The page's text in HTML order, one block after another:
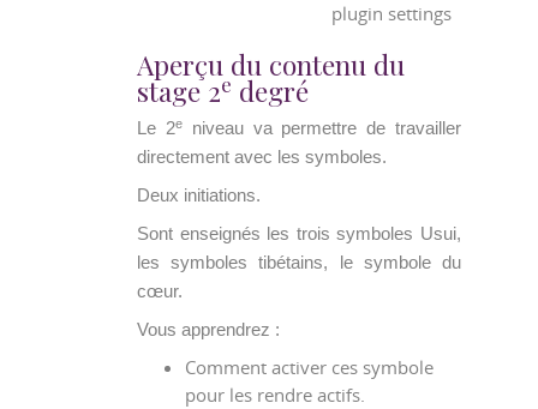
plugin settings
Aperçu du contenu du
stage 2e degré
Le 2eniveau va permettre de travailler
directement avec les symboles.
Deux initiations.
Sont enseignés les trois symboles Usui,
les symboles tibétains, le symbole du
cœur.
Vous apprendrez :
Comment activer ces symbole
pour les rendre actifs.